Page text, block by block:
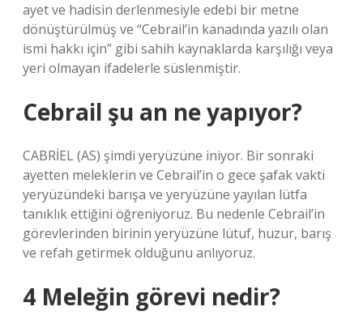
ayet ve hadisin derlenmesiyle edebi bir metne
dönüştürülmüş ve “Cebrail’in kanadında yazılı olan
ismi hakkı için” gibi sahih kaynaklarda karşılığı veya
yeri olmayan ifadelerle süslenmiştir.
Cebrail şu an ne yapıyor?
CABRİEL (AS) şimdi yeryüzüne iniyor. Bir sonraki
ayetten meleklerin ve Cebrail’in o gece şafak vakti
yeryüzündeki barışa ve yeryüzüne yayılan lütfa
tanıklık ettiğini öğreniyoruz. Bu nedenle Cebrail’in
görevlerinden birinin yeryüzüne lütuf, huzur, barış
ve refah getirmek olduğunu anlıyoruz.
4 Meleğin görevi nedir?